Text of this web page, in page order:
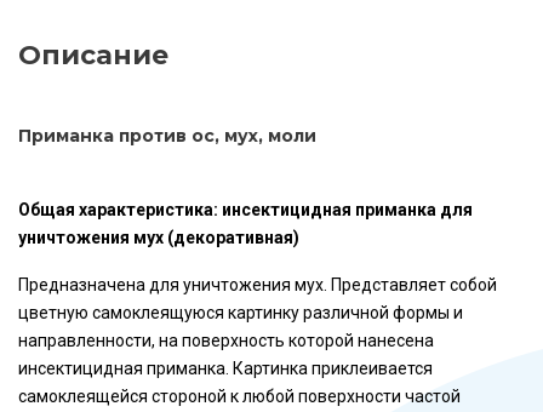
Описание
Приманка против ос, мух, моли
Общая характеристика: инсектицидная приманка для
уничтожения мух (декоративная)
Предназначена для уничтожения мух. Представляет собой
цветную самоклеящуюся картинку различной формы и
направленности, на поверхность которой нанесена
инсектицидная приманка. Картинка приклеивается
самоклеящейся стороной к любой поверхности частой